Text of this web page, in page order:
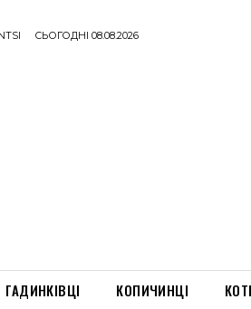
СЬОГОДНІ 08.08.2026
ГАДИНКІВЦІ КОПИЧИНЦІ